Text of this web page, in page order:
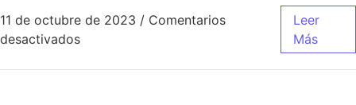
11 de octubre de 2023 / Comentarios
desactivadosen dibujo camiseta real madrid para imprimir
Leer
Más